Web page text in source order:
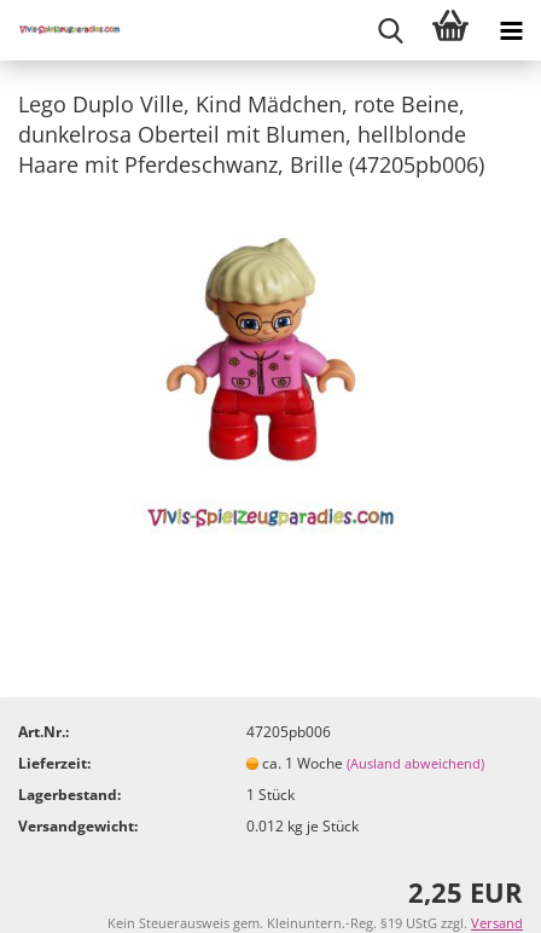
Lego Duplo Ville, Kind Mädchen, rote Beine,
dunkelrosa Oberteil mit Blumen, hellblonde
Haare mit Pferdeschwanz, Brille (47205pb006)
Art.Nr.:
47205pb006
Lieferzeit:
ca. 1 Woche(Ausland abweichend)
Lagerbestand: 1Stück
Versandgewicht:
0.012 kg je Stück
2,25 EUR
Kein Steuerausweis gem. Kleinuntern.-Reg. §19 UStG zzgl. Versand